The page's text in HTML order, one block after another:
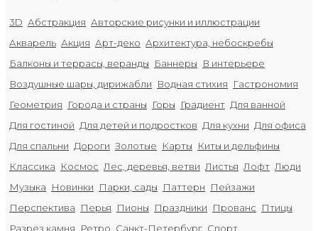
3D Абстракция Авторские рисунки и иллюстрации
Акварель Акция Арт-деко Архитектура, небоскребы
Балконы и террасы, веранды
Баннеры
В интерьере
Воздушные шары, дирижабли
Водная стихия
Гастрономия
Геометрия
Города и страны Горы Градиент Для ванной
Для гостиной Для детей и подростков Для кухни Для офиса
Для спальни Дороги Золотые Карты
Киты и дельфины
Классика
Космос Лес, деревья, ветви Листья Лофт Люди
Музыка
Новинки Парки, сады Паттерн
Пейзажи
Перспектива
Перья Пионы Праздники Прованс
Птицы
Разрез камня
Ретро Санкт-Петербург Спорт